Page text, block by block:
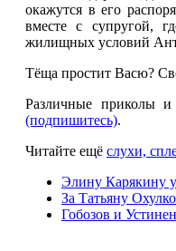
окажутся в его
вместе с супругой,
жилищных условий
Тёща простит Васю?
Различные приколы
(подпишитесь).
Читайте ещё слухи,
Элину Карякину
За Татьяну
Гобозов и